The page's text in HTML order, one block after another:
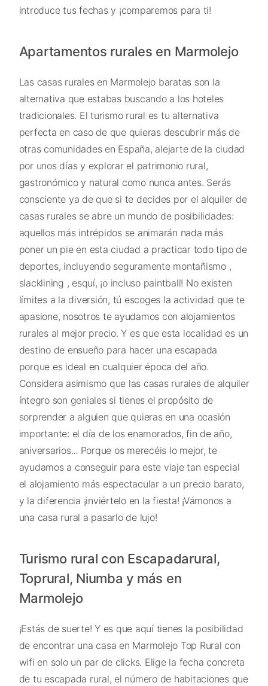
introduce tus fechas y ¡comparemos para ti!
Apartamentos rurales en Marmolejo
Las casas rurales en Marmolejo baratas son la
alternativa que estabas buscando a los hoteles
tradicionales. El turismo rural es tu alternativa
perfecta en caso de que quieras descubrir más de
otras comunidades en España, alejarte de la ciudad
por unos días y explorar el patrimonio rural,
gastronómico y natural como nunca antes. Serás
consciente ya de que si te decides por el alquiler de
casas rurales se abre un mundo de posibilidades:
aquellos más intrépidos se animarán nada más
poner un pie en esta ciudad a practicar todo tipo de
deportes, incluyendo seguramente montañismo ,
slacklining , esquí, ¡o incluso paintball! No existen
límites a la diversión, tú escoges la actividad que te
apasione, nosotros te ayudamos con alojamientos
rurales al mejor precio. Y es que esta localidad es un
destino de ensueño para hacer una escapada
porque es ideal en cualquier época del año.
Considera asimismo que las casas rurales de alquiler
íntegro son geniales si tienes el propósito de
sorprender a alguien que quieras en una ocasión
importante: el día de los enamorados, fin de año,
aniversarios... Porque os merecéis lo mejor, te
ayudamos a conseguir para este viaje tan especial
el alojamiento más espectacular a un precio barato,
y la diferencia ¡inviértelo en la fiesta! ¡Vámonos a
una casa rural a pasarlo de lujo!
Turismo rural con Escapadarural,
Toprural, Niumba y más en
Marmolejo
¡Estás de suerte! Y es que aquí tienes la posibilidad
de encontrar una casa en Marmolejo Top Rural con
wifi en solo un par de clicks. Elige la fecha concreta
de tu escapada rural, el número de habitaciones que